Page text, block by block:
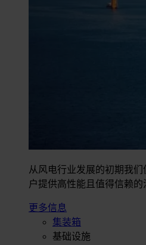
从风电行业发展的初期我
户提供高性能且值得信赖的
更多信息
集装箱
基础设施